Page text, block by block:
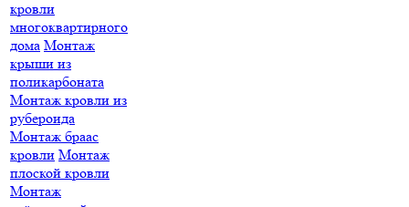
кровли
многоквартирного
дома Монтаж
крыши из
поликарбоната
Монтаж кровли из
рубероида
Монтаж браас
кровли Монтаж
плоской кровли
Монтаж